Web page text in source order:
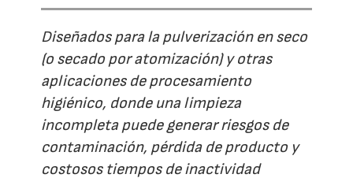
Diseñados para la pulverización en seco
(o secado por atomización) y otras
aplicaciones de procesamiento
higiénico, donde una limpieza
incompleta puede generar riesgos de
contaminación, pérdida de producto y
costosos tiempos de inactividad